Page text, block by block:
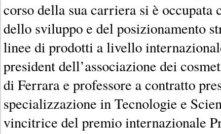
corso della sua carriera si è occupata
dello sviluppo e del posizionamento
linee di prodotti a livello
president dell’associazione dei
di Ferrara e professore a contratto
specializzazione in Tecnologie e
vincitrice del premio internazionale